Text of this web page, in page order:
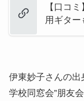
【口コ
用ギター
伊東妙子さんの
学校同窓会”朋友